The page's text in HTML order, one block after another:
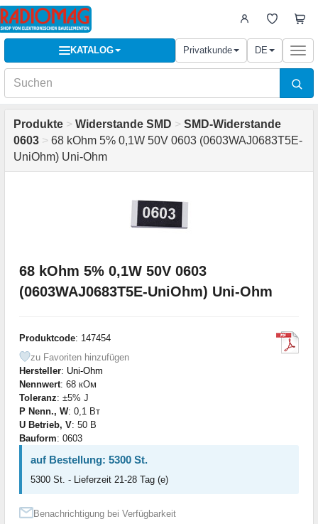
KATALOG Privatkunde DE
Produkte > Widerstande SMD > SMD-Widerstande
0603 > 68 kOhm 5% 0,1W 50V 0603 (0603WAJ0683T5E-
UniOhm) Uni-Ohm
68 kOhm 5% 0,1W 50V 0603
(0603WAJ0683T5E-UniOhm) Uni-Ohm
Produktcode: 147454
zu Favoriten hinzufügen
Hersteller: Uni-Ohm
Nennwert: 68 кОм
Toleranz: ±5% J
P Nenn., W: 0,1 Вт
U Betrieb, V: 50 В
Bauform: 0603
auf Bestellung: 5300 St.
5300 St. - Lieferzeit 21-28 Tag (e)
Benachrichtigung bei Verfügbarkeit